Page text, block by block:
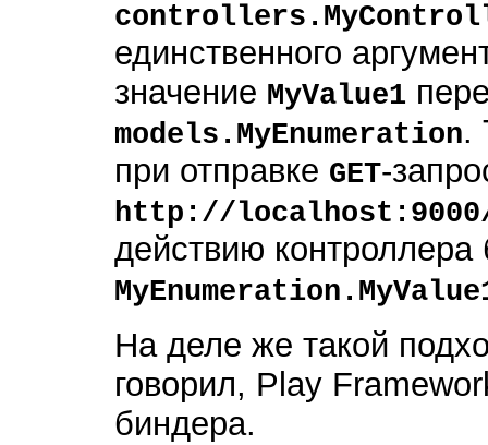
единственного
значение MyValue1
models.MyEnumeration.
при отправке GET-
http://localhost:9000/
действию контроллера
На деле же такой
говорил, Play
биндера.